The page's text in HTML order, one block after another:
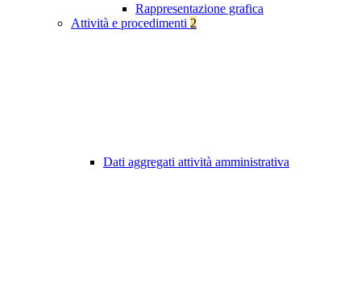
Rappresentazione grafica
Attività e procedimenti 2
Dati aggregati attività amministrativa